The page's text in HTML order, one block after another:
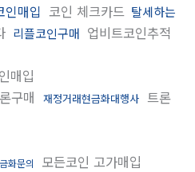
인매입 코인 체크카드 탈세하는
리플코인구매 업비트코인추적
매입
구매 재정거래현금화대행사 트론
화문의 모든코인 고가매입